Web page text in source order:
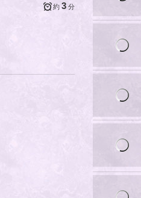
約 3 分